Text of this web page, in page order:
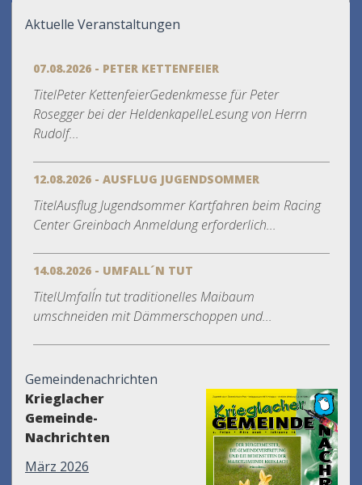
Aktuelle Veranstaltungen
07.08.2026 - PETER KETTENFEIER
TitelPeter KettenfeierGedenkmesse für Peter
Rosegger bei der HeldenkapelleLesung von Herrn
Rudolf...
12.08.2026 - AUSFLUG JUGENDSOMMER
TitelAusflug Jugendsommer Kartfahren beim Racing
Center Greinbach Anmeldung erforderlich...
14.08.2026 - UMFALL´N TUT
TitelUmfall´n tut traditionelles Maibaum
umschneiden mit Dämmerschoppen und...
Gemeindenachrichten
Krieglacher
Gemeinde-
Nachrichten
März 2026